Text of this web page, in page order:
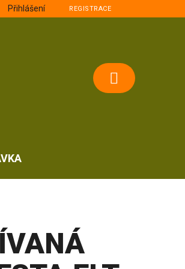
Přihlášení REGISTRACE
NÁKUPNÍ